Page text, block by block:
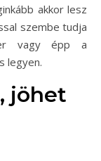
akkor lesz
szembe tudja
vagy épp a
legyen.
jöhet